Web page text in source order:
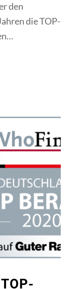
den
die TOP-